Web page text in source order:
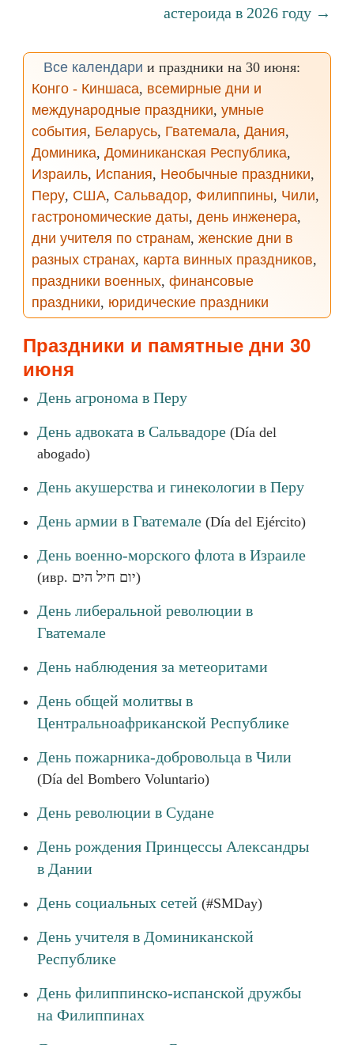
астероида в 2026 году →
Все календари и праздники на 30 июня:
Конго - Киншаса, всемирные дни и
международные праздники, умные
события, Беларусь, Гватемала, Дания,
Доминика, Доминиканская Республика,
Израиль, Испания, Необычные праздники,
Перу, США, Сальвадор, Филиппины, Чили,
гастрономические даты, день инженера,
дни учителя по странам, женские дни в
разных странах, карта винных праздников,
праздники военных, финансовые
праздники, юридические праздники
Праздники и памятные дни 30
июня
День агронома в Перу
День адвоката в Сальвадоре (Día del
abogado)
День акушерства и гинекологии в Перу
День армии в Гватемале (Día del Ejército)
День военно-морского флота в Израиле
(ивр. יום חיל הים)
День либеральной революции в
Гватемале
День наблюдения за метеоритами
День общей молитвы в
Центральноафриканской Республике
День пожарника-добровольца в Чили
(Día del Bombero Voluntario)
День революции в Судане
День рождения Принцессы Александры
в Дании
День социальных сетей (#SMDay)
День учителя в Доминиканской
Республике
День филиппинско-испанской дружбы
на Филиппинах